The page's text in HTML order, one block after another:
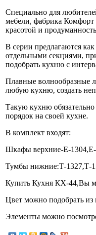
Специально для
мебели, фабрика Комфорт
красотой и
В серии предлагаются
отдельными секциями,
подобрать кухню с
Плавные волнообразные
любую кухню, создать
Такую кухню
порядок на своей кухне.
В комплект входят:
Шкафы верхние-Е-
Тумбы нижние:Т-1327,Т-
Купить Кухня КХ-44,Вы
Цвет можно подобрать
Элементы можно